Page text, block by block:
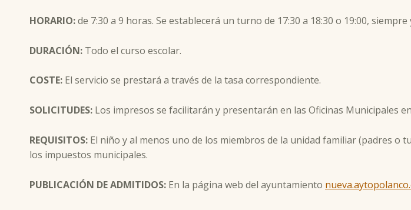
HORARIO:de 7:30 a 9 horas. Se establecerá un turno de 17:30 a 18:30 o 19:00,
DURACIÓN: Todo el curso escolar.
COSTE: El servicio se prestará a través de la tasa correspondiente.
SOLICITUDES: Los impresos se facilitarán y presentarán en las Oficinas Municipales
REQUISITOS: El niño y al menos uno de los miembros de la unidad familiar (padres
los impuestos municipales.
PUBLICACIÓN DE ADMITIDOS: En la página web del ayuntamiento